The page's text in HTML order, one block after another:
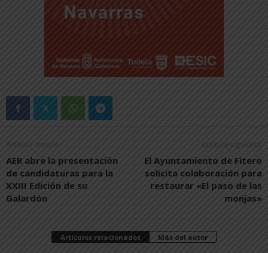
Artículo anterior
AER abre la presentación
de candidaturas para la
XXIII Edición de su
Galardón
Artículo siguiente
El Ayuntamiento de Fitero
solicita colaboración para
restaurar «El paso de las
monjas»
Artículos relacionados Más del autor